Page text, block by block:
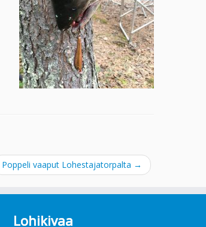
Poppeli vaaput Lohestajatorpalta →
Lohikivaa